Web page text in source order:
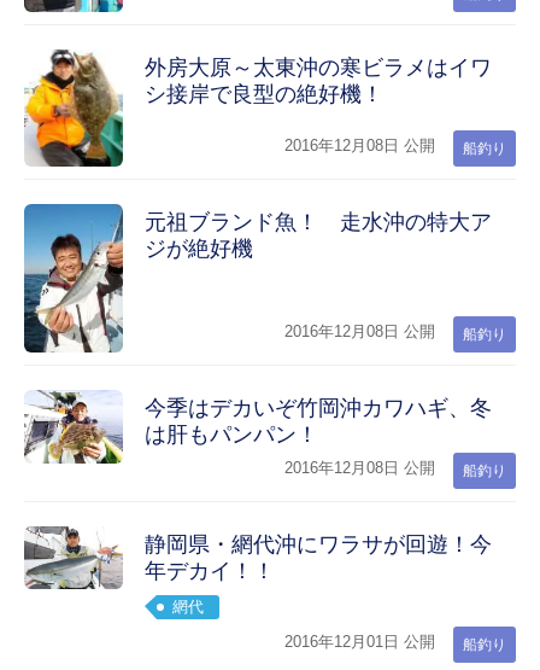
外房大原～太東沖の寒ビラメはイワ
シ接岸で良型の絶好機！
船釣り
2016年12月08日 公開
元祖ブランド魚！ 走水沖の特大ア
ジが絶好機
船釣り
2016年12月08日 公開
今季はデカいぞ竹岡沖カワハギ、冬
は肝もパンパン！
船釣り
2016年12月08日 公開
静岡県・網代沖にワラサが回遊！今
年デカイ！！
網代
船釣り
2016年12月01日 公開